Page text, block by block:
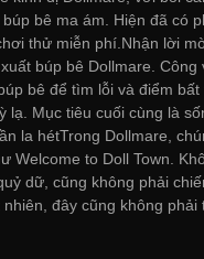
bê ma ám. Hiện đã có
thử miễn phí.Nhận lời
búp bê Dollmare. Công
bê để tìm lỗi và điểm
lạ. Mục tiêu cuối cùng là
la hétTrong Dollmare,
Welcome to Doll Town.
dữ, cũng không phải
đây cũng không phải